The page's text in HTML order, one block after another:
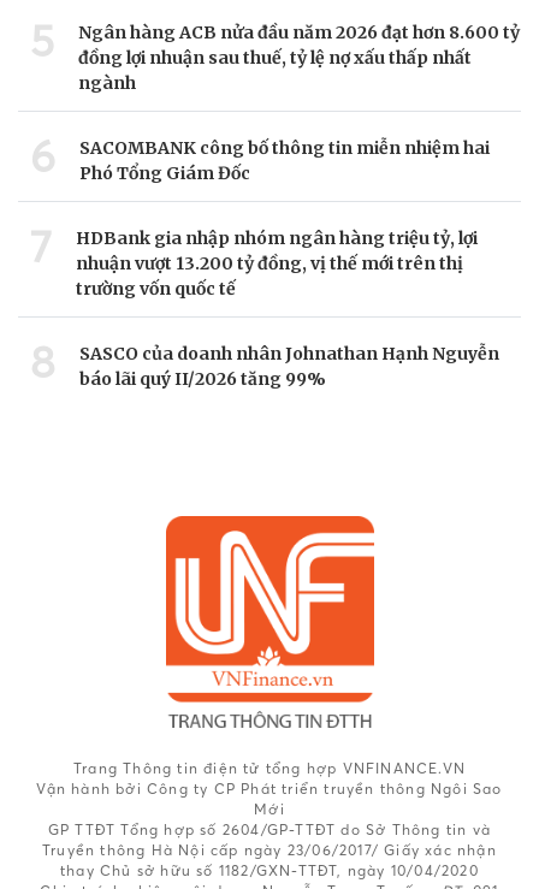
5
Ngân hàng ACB nửa đầu năm 2026 đạt hơn 8.600 tỷ
đồng lợi nhuận sau thuế, tỷ lệ nợ xấu thấp nhất
ngành
6
SACOMBANK công bố thông tin miễn nhiệm hai
Phó Tổng Giám Đốc
7
HDBank gia nhập nhóm ngân hàng triệu tỷ, lợi
nhuận vượt 13.200 tỷ đồng, vị thế mới trên thị
trường vốn quốc tế
8
SASCO của doanh nhân Johnathan Hạnh Nguyễn
báo lãi quý II/2026 tăng 99%
Trang Thông tin điện tử tổng hợp VNFINANCE.VN
Vận hành bởi Công ty CP Phát triển truyền thông Ngôi Sao
Mới
GP TTĐT Tổng hợp số 2604/GP-TTĐT do Sở Thông tin và
Truyền thông Hà Nội cấp ngày 23/06/2017/ Giấy xác nhận
thay Chủ sở hữu số 1182/GXN-TTĐT, ngày 10/04/2020